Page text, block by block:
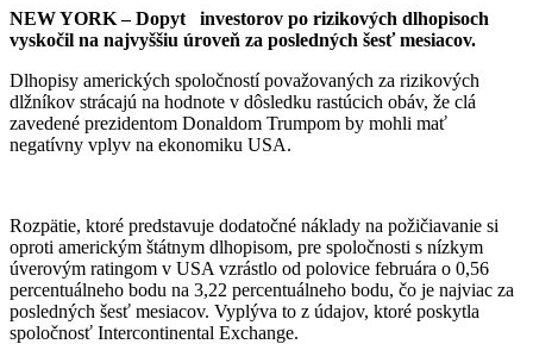
NEW YORK – Dopyt investorov po rizikových dlhopisoch
vyskočil na najvyššiu úroveň za posledných šesť mesiacov.
Dlhopisy amerických spoločností považovaných za rizikových
dlžníkov strácajú na hodnote v dôsledku rastúcich obáv, že clá
zavedené prezidentom Donaldom Trumpom by mohli mať
negatívny vplyv na ekonomiku USA.
Rozpätie, ktoré predstavuje dodatočné náklady na požičiavanie si
oproti americkým štátnym dlhopisom, pre spoločnosti s nízkym
úverovým ratingom v USA vzrástlo od polovice februára o 0,56
percentuálneho bodu na 3,22 percentuálneho bodu, čo je najviac za
posledných šesť mesiacov. Vyplýva to z údajov, ktoré poskytla
spoločnosť Intercontinental Exchange.